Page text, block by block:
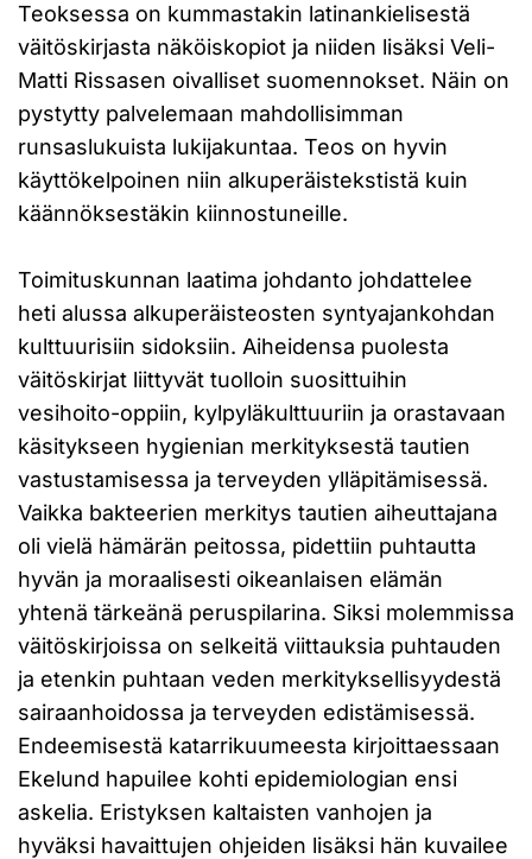
Teoksessa on kummastakin latinankielisestä
väitöskirjasta näköiskopiot ja niiden lisäksi Veli-
Matti Rissasen oivalliset suomennokset. Näin on
pystytty palvelemaan mahdollisimman
runsaslukuista lukijakuntaa. Teos on hyvin
käyttökelpoinen niin alkuperäistekstistä kuin
käännöksestäkin kiinnostuneille.
Toimituskunnan laatima johdanto johdattelee
heti alussa alkuperäisteosten syntyajankohdan
kulttuurisiin sidoksiin. Aiheidensa puolesta
väitöskirjat liittyvät tuolloin suosittuihin
vesihoito-oppiin, kylpyläkulttuuriin ja orastavaan
käsitykseen hygienian merkityksestä tautien
vastustamisessa ja terveyden ylläpitämisessä.
Vaikka bakteerien merkitys tautien aiheuttajana
oli vielä hämärän peitossa, pidettiin puhtautta
hyvän ja moraalisesti oikeanlaisen elämän
yhtenä tärkeänä peruspilarina. Siksi molemmissa
väitöskirjoissa on selkeitä viittauksia puhtauden
ja etenkin puhtaan veden merkityksellisyydestä
sairaanhoidossa ja terveyden edistämisessä.
Endeemisestä katarrikuumeesta kirjoittaessaan
Ekelund hapuilee kohti epidemiologian ensi
askelia. Eristyksen kaltaisten vanhojen ja
hyväksi havaittujen ohjeiden lisäksi hän kuvailee